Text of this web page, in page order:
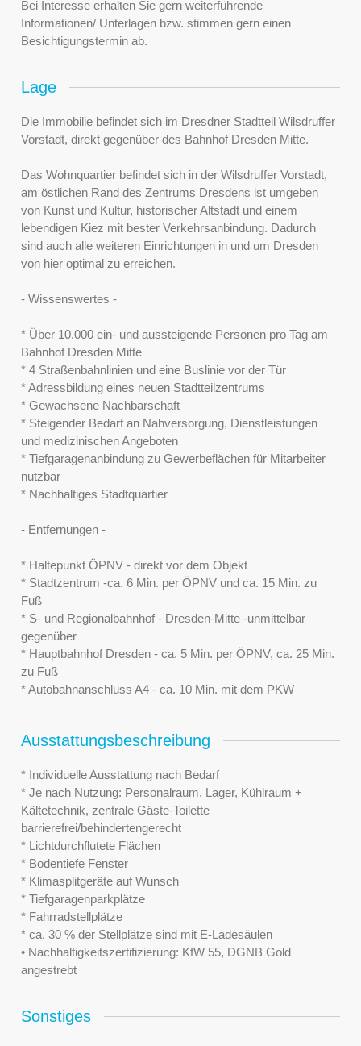
Bei Interesse erhalten Sie gern weiterführende
Informationen/ Unterlagen bzw. stimmen gern einen
Besichtigungstermin ab.
Lage
Die Immobilie befindet sich im Dresdner Stadtteil Wilsdruffer
Vorstadt, direkt gegenüber des Bahnhof Dresden Mitte.
Das Wohnquartier befindet sich in der Wilsdruffer Vorstadt,
am östlichen Rand des Zentrums Dresdens ist umgeben
von Kunst und Kultur, historischer Altstadt und einem
lebendigen Kiez mit bester Verkehrsanbindung. Dadurch
sind auch alle weiteren Einrichtungen in und um Dresden
von hier optimal zu erreichen.
- Wissenswertes -
* Über 10.000 ein- und aussteigende Personen pro Tag am
Bahnhof Dresden Mitte
* 4 Straßenbahnlinien und eine Buslinie vor der Tür
* Adressbildung eines neuen Stadtteilzentrums
* Gewachsene Nachbarschaft
* Steigender Bedarf an Nahversorgung, Dienstleistungen
und medizinischen Angeboten
* Tiefgaragenanbindung zu Gewerbeflächen für Mitarbeiter
nutzbar
* Nachhaltiges Stadtquartier
- Entfernungen -
* Haltepunkt ÖPNV - direkt vor dem Objekt
* Stadtzentrum -ca. 6 Min. per ÖPNV und ca. 15 Min. zu
Fuß
* S- und Regionalbahnhof - Dresden-Mitte -unmittelbar
gegenüber
* Hauptbahnhof Dresden - ca. 5 Min. per ÖPNV, ca. 25 Min.
zu Fuß
* Autobahnanschluss A4 - ca. 10 Min. mit dem PKW
Ausstattungsbeschreibung
* Individuelle Ausstattung nach Bedarf
* Je nach Nutzung: Personalraum, Lager, Kühlraum +
Kältetechnik, zentrale Gäste-Toilette
barrierefrei/behindertengerecht
* Lichtdurchflutete Flächen
* Bodentiefe Fenster
* Klimasplitgeräte auf Wunsch
* Tiefgaragenparkplätze
* Fahrradstellplätze
* ca. 30 % der Stellplätze sind mit E-Ladesäulen
• Nachhaltigkeitszertifizierung: KfW 55, DGNB Gold
angestrebt
Sonstiges